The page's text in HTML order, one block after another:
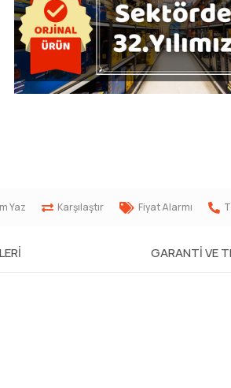
Yaz Karşılaştır Fiyat Alarmı
GARANTI VE